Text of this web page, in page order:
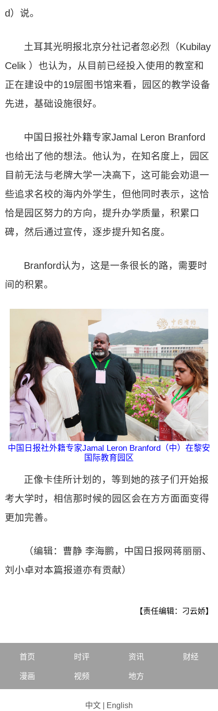
d）说。
土耳其光明报北京分社记者忽必烈（Kubilay
Celik ）也认为，从目前已经投入使用的教室和
正在建设中的19层图书馆来看，园区的教学设备
先进，基础设施很好。
中国日报社外籍专家Jamal Leron Branford
也给出了他的想法。他认为，在知名度上，园区
目前无法与老牌大学一决高下，这可能会劝退一
些追求名校的海内外学生，但他同时表示，这恰
恰是园区努力的方向，提升办学质量，积累口
碑，然后通过宣传，逐步提升知名度。
Branford认为，这是一条很长的路，需要时
间的积累。
中国日报社外籍专家Jamal Leron Branford（中）在黎安
国际教育园区
正像卡佳所计划的，等到她的孩子们开始报
考大学时，相信那时候的园区会在方方面面变得
更加完善。
（编辑：曹静 李海鹏，中国日报网蒋丽丽、
刘小卓对本篇报道亦有贡献）
【责任编辑：刁云娇】
首页 时评 资讯 财经
漫画 视频 地方
中文 English